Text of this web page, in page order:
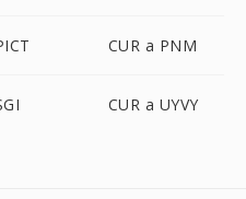
CUR a PNM
CUR a UYVY